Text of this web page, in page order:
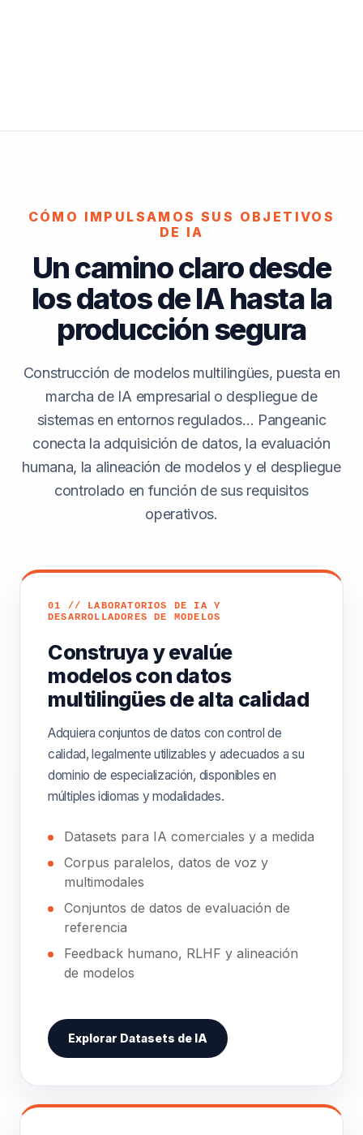
CÓMO IMPULSAMOS SUS OBJETIVOS
DE IA
Un camino claro desde
los datos de IA hasta la
producción segura
Construcción de modelos multilingües, puesta en
marcha de IA empresarial o despliegue de
sistemas en entornos regulados… Pangeanic
conecta la adquisición de datos, la evaluación
humana, la alineación de modelos y el despliegue
controlado en función de sus requisitos
operativos.
01 // LABORATORIOS DE IA Y
DESARROLLADORES DE MODELOS
Construya y evalúe
modelos con datos
multilingües de alta calidad
Adquiera conjuntos de datos con control de
calidad, legalmente utilizables y adecuados a su
dominio de especialización, disponibles en
múltiples idiomas y modalidades.
Datasets para IA comerciales y a medida
Corpus paralelos, datos de voz y
multimodales
Conjuntos de datos de evaluación de
referencia
Feedback humano, RLHF y alineación
de modelos
Explorar Datasets de IA